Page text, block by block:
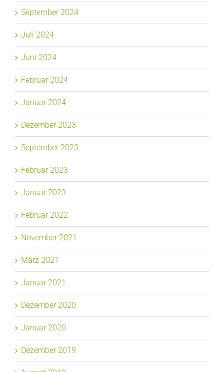
September 2024
Juli 2024
Juni 2024
Februar 2024
Januar 2024
Dezember 2023
September 2023
Februar 2023
Januar 2023
Februar 2022
November 2021
März 2021
Januar 2021
Dezember 2020
Januar 2020
Dezember 2019